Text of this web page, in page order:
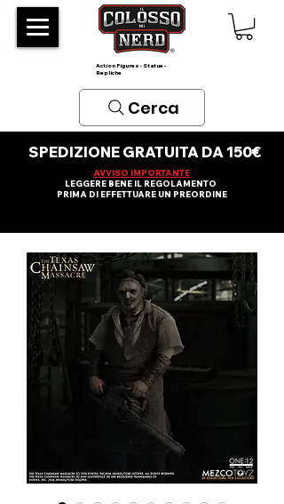
Action Figures - Statue -
Repliche
SPEDIZIONE GRATUITA DA 150€
AVVISO IMPORTANTE
LEGGERE BENE IL REGOLAMENTO
PRIMA DI EFFETTUARE UN PREORDINE
Cerca